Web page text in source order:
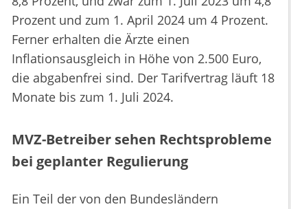
Prozent und zum 1. April 2024 um 4 Prozent.
Ferner erhalten die Ärzte einen
Inflationsausgleich in Höhe von 2.500 Euro,
die abgabenfrei sind. Der Tarifvertrag läuft 18
Monate bis zum 1. Juli 2024.
MVZ-Betreiber sehen Rechtsprobleme
bei geplanter Regulierung
Ein Teil der von den Bundesländern